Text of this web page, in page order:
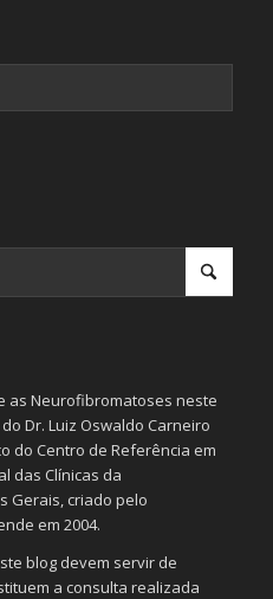
as Neurofibromatoses neste
Dr. Luiz Oswaldo Carneiro
do Centro de Referência em
das Clínicas da
Gerais, criado pelo
em 2004.
blog devem servir de
a consulta realizada